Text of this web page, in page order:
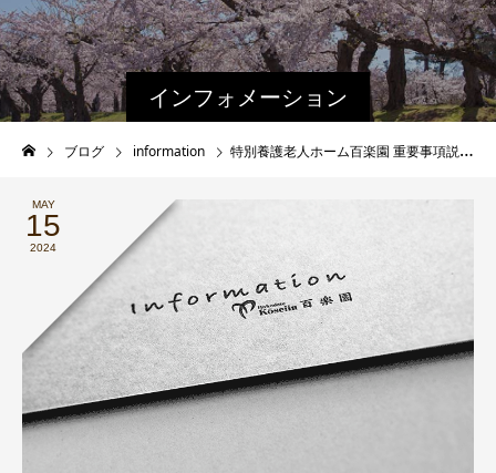
インフォメーション
ブログ information 特別養護老人ホーム百楽園 重要事項説明書
MAY
15
2024